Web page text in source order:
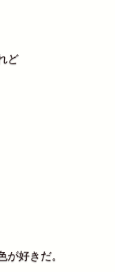
ど
好きだ。